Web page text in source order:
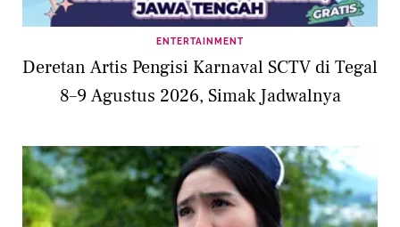
ENTERTAINMENT
Deretan Artis Pengisi Karnaval SCTV di Tegal
8–9 Agustus 2026, Simak Jadwalnya